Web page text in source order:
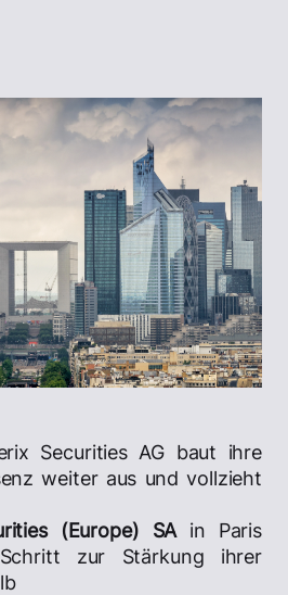
Securities AG baut ihre
weiter aus und vollzieht
(Europe) SA in Paris
zur Stärkung ihrer